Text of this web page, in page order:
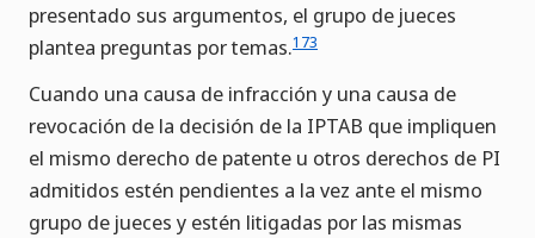
presentado sus argumentos, el grupo de jueces
plantea preguntas por temas.173
Cuando una causa de infracción y una causa de
revocación de la decisión de la IPTAB que impliquen
el mismo derecho de patente u otros derechos de PI
admitidos estén pendientes a la vez ante el mismo
grupo de jueces y estén litigadas por las mismas